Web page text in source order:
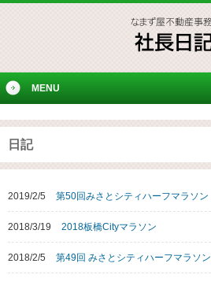
MENU
日記
2019/2/5 第50回みさとシティハーフマラソン
2018/3/19 2018板橋Cityマラソン
2018/2/5 第49回 みさとシティハーフマラソン